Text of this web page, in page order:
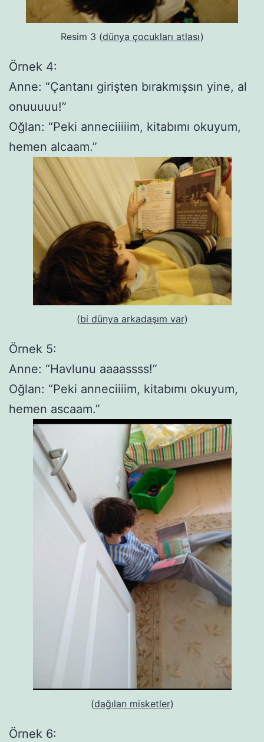
Resim 3 (dünya çocukları atlası)
Örnek 4:
Anne: “Çantanı girişten bırakmışsın yine, al
onuuuuu!”
Oğlan: “Peki anneciiiiim, kitabımı okuyum,
hemen alcaam.”
(bi dünya arkadaşım var)
Örnek 5:
Anne: “Havlunu aaaassss!”
Oğlan: “Peki anneciiiim, kitabımı okuyum,
hemen ascaam.”
(dağılan misketler)
Örnek 6: